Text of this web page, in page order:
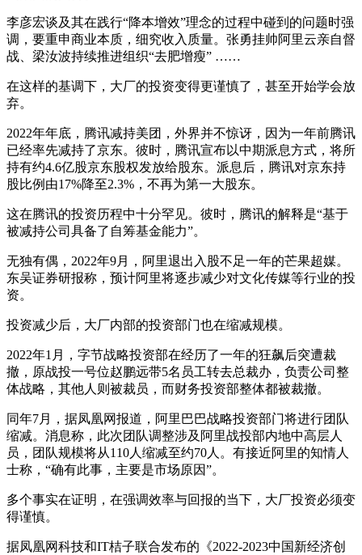
李彦宏谈及其在践行“降本增效”理念的过程中碰到的问题时强
调，要重申商业本质，细究收入质量。张勇挂帅阿里云亲自督
战、梁汝波持续推进组织“去肥增瘦” ……
在这样的基调下，大厂的投资变得更谨慎了，甚至开始学会放
弃。
2022年年底，腾讯减持美团，外界并不惊讶，因为一年前腾讯
已经率先减持了京东。彼时，腾讯宣布以中期派息方式，将所
持有约4.6亿股京东股权发放给股东。派息后，腾讯对京东持
股比例由17%降至2.3%，不再为第一大股东。
这在腾讯的投资历程中十分罕见。彼时，腾讯的解释是“基于
被减持公司具备了自筹基金能力”。
无独有偶，2022年9月，阿里退出入股不足一年的芒果超媒。
东吴证券研报称，预计阿里将逐步减少对文化传媒等行业的投
资。
投资减少后，大厂内部的投资部门也在缩减规模。
2022年1月，字节战略投资部在经历了一年的狂飙后突遭裁
撤，原战投一号位赵鹏远带5名员工转去总裁办，负责公司整
体战略，其他人则被裁员，而财务投资部整体都被裁撤。
同年7月，据凤凰网报道，阿里巴巴战略投资部门将进行团队
缩减。消息称，此次团队调整涉及阿里战投部内地中高层人
员，团队规模将从110人缩减至约70人。有接近阿里的知情人
士称，“确有此事，主要是市场原因”。
多个事实在证明，在强调效率与回报的当下，大厂投资必须变
得谨慎。
据凤凰网科技和IT桔子联合发布的《2022-2023中国新经济创